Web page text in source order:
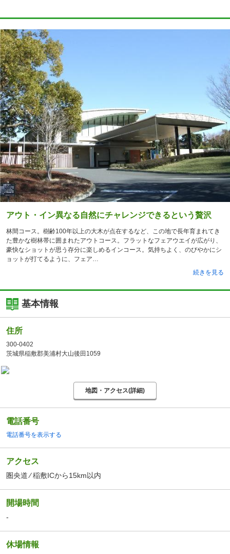
アウト・イン異なる自然にチャレンジできるという贅沢
林間コース。樹齢100年以上の大木が点在するなど、この地で長年育まれてき
た豊かな樹林帯に囲まれたアウトコース。フラットなフェアウエイが広がり、
豪快なショットが思う存分に楽しめるインコース。気持ちよく、のびやかにシ
ョットが打てるように、フェア
続きを見る
基本情報
住所
300-0402
茨城県稲敷郡美浦村大山後田1059
地図・アクセス(詳細)
電話番号
電話番号を表示する
アクセス
圏央道 ⁄ 稲敷ICから15km以内
開場時間
-
休場情報